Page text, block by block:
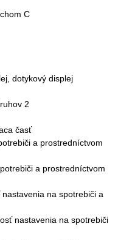
C
dotykový displej
2
časť
a prostredníctvom
a prostredníctvom
na spotrebiči a
nastavenia na spotrebiči